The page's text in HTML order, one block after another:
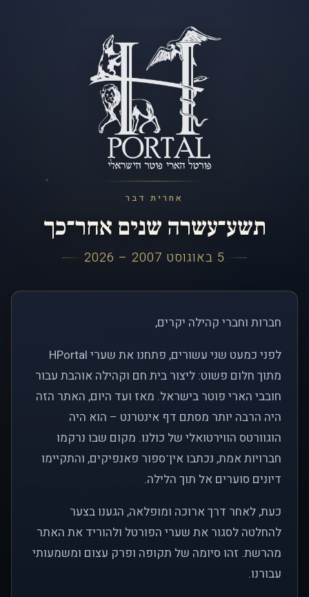
אחרית דבר
תשע־עשרה שנים אחר־כך
5 באוגוסט 2007 – 2026
חברות וחברי קהילה יקרים,
לפני כמעט שני עשורים, פתחנו את שערי HPortal
מתוך חלום פשוט: ליצור בית חם וקהילה אוהבת עבור
חובבי הארי פוטר בישראל. מאז ועד היום, האתר הזה
היה הרבה יותר מסתם דף אינטרנט – הוא היה
הוגוורטס הווירטואלי של כולנו. מקום שבו נרקמו
חברויות אמת, נכתבו אין־ספור פאנפיקים, והתקיימו
דיונים סוערים אל תוך הלילה.
כעת, לאחר דרך ארוכה ומופלאה, הגענו בצער
להחלטה לסגור את שערי הפורטל ולהוריד את האתר
מהרשת. זהו סיומה של תקופה ופרק עצום ומשמעותי
עבורנו.